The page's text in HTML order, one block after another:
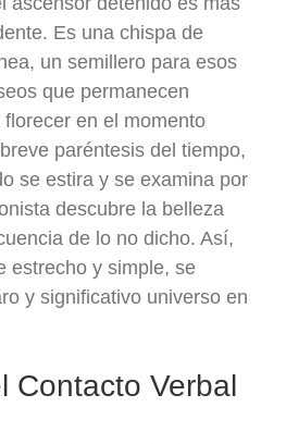
Es una chispa de
un semillero para esos
que permanecen
en el momento
paréntesis del tiempo,
se estira y se examina por
descubre la belleza
de lo no dicho. Así,
estrecho y simple, se
y significativo universo en
Contacto Verbal